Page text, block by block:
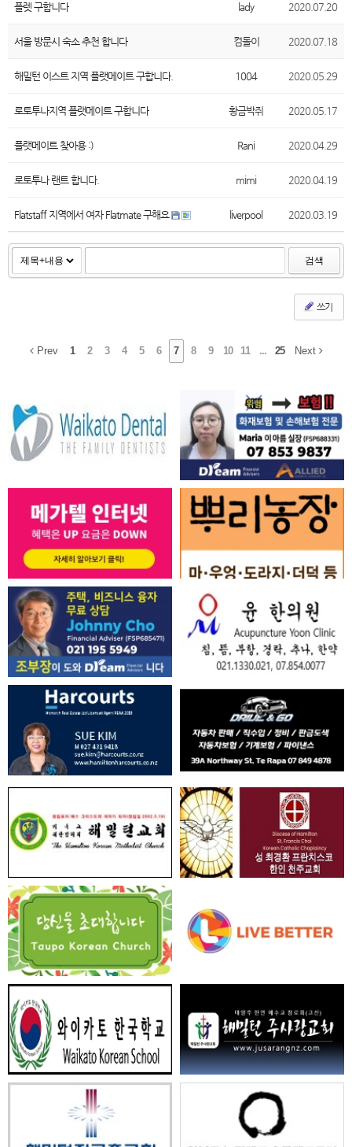
플렛 구합니다 lady 2020.07.20
서울 방문시 숙소 추천 합니다 컴돌이 2020.07.18
해밀턴 이스트 지역 플랫메이트 구합니다. 1004 2020.05.29
로토투나지역 플랫메이트 구합니다 황금박쥐 2020.05.17
플랫메이트 찾아용 :) Rani 2020.04.29
로토투나 랜트 합니다. mimi 2020.04.19
Flatstaff 지역에서 여자 Flatmate 구해요 liverpool 2020.03.19
검색
쓰기
Prev 1 2 3 4 5 6 7 8 9 10 11 ... 25 Next